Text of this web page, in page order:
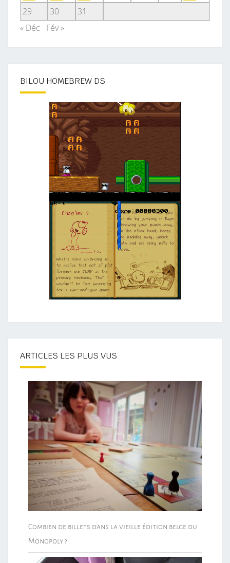
29
30
31
« Déc
Fév »
BILOU HOMEBREW DS
ARTICLES LES PLUS VUS
Combien de billets dans la vieille édition belge du
Monopoly ?